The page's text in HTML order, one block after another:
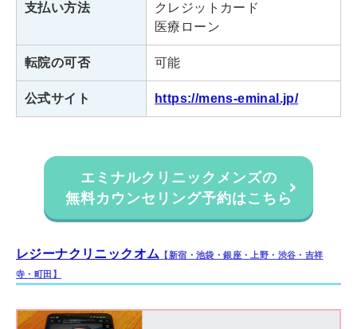
東京都渋谷区道玄坂1-3-1
飯島ビル8F
アクセス
JR「渋谷駅」ハチ公口より徒歩
エミナルクリニックメンズ銀座院
東京都中央区銀座4丁目4‐1
アクセス
・東京メトロ「銀座一丁目駅」よ
支払い方法
クレジットカード
医療ローン
転院の可否 可能
公式サイト https://mens-eminal.jp/
エミナルクリニックメンズの
無料カウンセリング予約はこちら
レジーナクリニックオム
【新宿・池袋・銀座・上野・渋谷・吉祥
寺・町田】